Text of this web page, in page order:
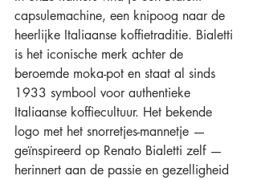
capsulemachine, een knipoog naar de
heerlijke Italiaanse koffietraditie. Bialetti
is het iconische merk achter de
beroemde moka-pot en staat al sinds
1933 symbool voor authentieke
Italiaanse koffiecultuur. Het bekende
logo met het snorretjes-mannetje —
geïnspireerd op Renato Bialetti zelf —
herinnert aan de passie en gezelligheid